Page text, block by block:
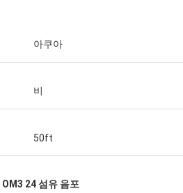
아쿠아
비
50ft
OM3 24 섬유 음포